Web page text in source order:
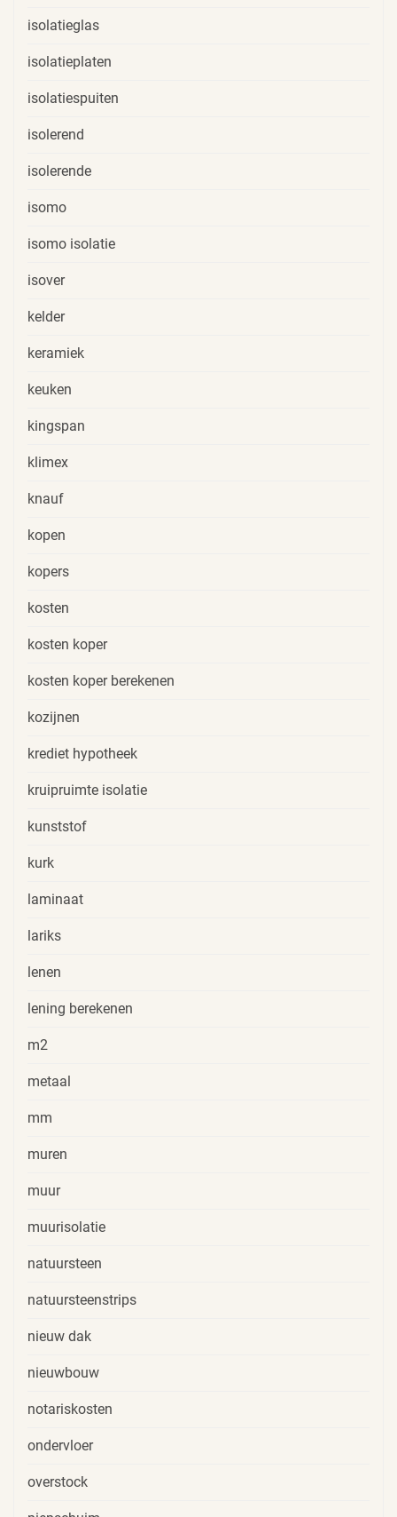
isolatieglas
isolatieplaten
isolatiespuiten
isolerend
isolerende
isomo
isomo isolatie
isover
kelder
keramiek
keuken
kingspan
klimex
knauf
kopen
kopers
kosten
kosten koper
kosten koper berekenen
kozijnen
krediet hypotheek
kruipruimte isolatie
kunststof
kurk
laminaat
lariks
lenen
lening berekenen
m2
metaal
mm
muren
muur
muurisolatie
natuursteen
natuursteenstrips
nieuw dak
nieuwbouw
notariskosten
ondervloer
overstock